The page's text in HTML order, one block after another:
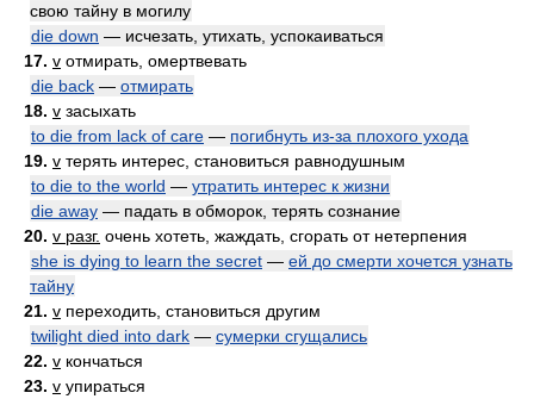
свою тайну в могилу
die down — исчезать, утихать, успокаиваться
17. v отмирать, омертвевать
die back — отмирать
18. v засыхать
to die from lack of care — погибнуть из-за плохого ухода
19. v терять интерес, становиться равнодушным
to die to the world — утратить интерес к жизни
die away — падать в обморок, терять сознание
20. v разг. очень хотеть, жаждать, сгорать от нетерпения
she is dying to learn the secret — ей до смерти хочется узнать
тайну
21. v переходить, становиться другим
twilight died into dark — сумерки сгущались
22. v кончаться
23. v упираться